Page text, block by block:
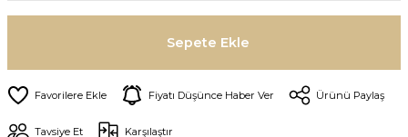
Sepete Ekle
Fiyatı Düşünce Haber Ver Ürünü Paylaş
Tavsiye Et Karşılaştır